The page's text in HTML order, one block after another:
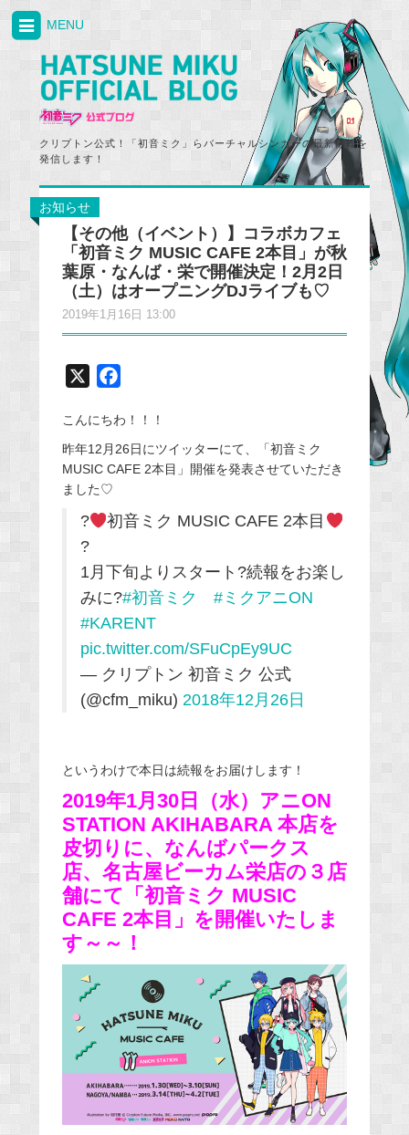
クリプトン公式！「初音ミク」らバーチャルシンガーの最新情報を
発信します！
MENU
お知らせ
【その他（イベント）】コラボカフェ
「初音ミク MUSIC CAFE 2本目」が秋
葉原・なんば・栄で開催決定！2月2日
（土）はオープニングDJライブも♡
2019年1月16日 13:00
c
e
b
o
こんにちわ！！！
昨年12月26日にツイッターにて、「初音ミク
MUSIC CAFE 2本目」開催を発表させていただき
ました♡
?
初音ミク MUSIC CAFE 2本目
?
1月下旬よりスタート?続報をお楽し
みに?#初音ミク
#ミクアニON
#KARENT
pic.twitter.com/SFuCpEy9UC
— クリプトン 初音ミク 公式
(@cfm_miku) 2018年12月26日
というわけで本日は続報をお届けします！
2019年1月30日（水）アニON
STATION AKIHABARA 本店を
皮切りに、なんばパークス
店、名古屋ビーカム栄店の３店
舗にて「初音ミク MUSIC
CAFE 2本目」を開催いたしま
す～～！